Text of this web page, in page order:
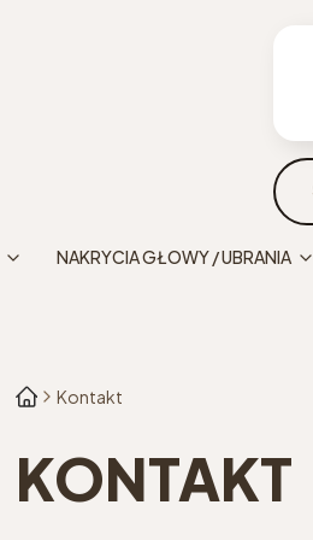
NAKRYCIA GŁOWY / UBRANIA
Kontakt
KONTAKT